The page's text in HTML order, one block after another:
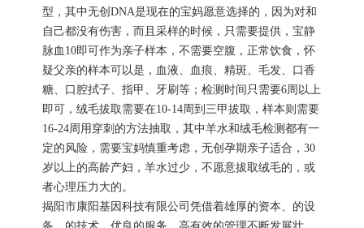
型，其中无创DNA是现在的宝妈愿意选择的，因为对和
自己都没有伤害，而且采样的时候，只需要提供，宝静
脉血10即可作为亲子样本，不需要空腹，正常饮食，怀
疑父亲的样本可以是，血液、血痕、精斑、毛发、口香
糖、口腔拭子、指甲、牙刷等；检测时间只需要6周以上
即可，绒毛拔取需要在10-14周到三甲拔取，样本则需要
16-24周用穿刺的方法抽取，其中羊水和绒毛检测都有一
定的风险，需要宝妈慎重考虑，无创孕期亲子适合，30
岁以上的高龄产妇，羊水过少，不愿意拔取绒毛的，或
者心理压力大的。
揭阳市康阳基因科技有限公司凭借着雄厚的资本、的设